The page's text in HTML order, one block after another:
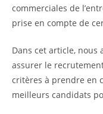
commerciales de
prise en compte de
Dans cet article, nous
assurer le
critères à prendre en
meilleurs candidats